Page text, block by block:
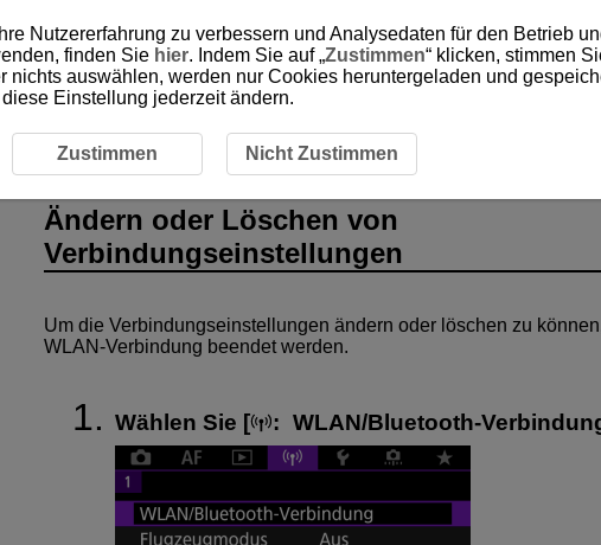
oder Löschen von Verbindungseinstellungen
Ändern oder Löschen von
Verbindungseinstellungen
Um die Verbindungseinstellungen ändern oder löschen zu
WLAN-Verbindung beendet werden.
Wählen Sie [ : WLAN/Bluetooth-
Nutzererfahrung zu verbessern und Analysedaten für den Betrieb
finden Sie hier. Indem Sie auf „Zustimmen“ klicken, stimmen
nichts auswählen, werden nur Cookies heruntergeladen und
Einstellung jederzeit ändern.
Zustimmen Nicht Zustimmen